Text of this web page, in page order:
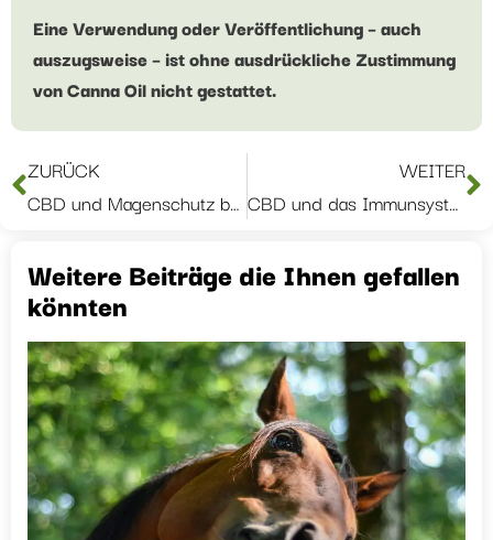
Eine Verwendung oder Veröffentlichung – auch
auszugsweise – ist ohne ausdrückliche Zustimmung
von Canna Oil nicht gestattet.
ZURÜCK
CBD und Magenschutz bei Haustieren: Was du wissen solltest
WEITER
CBD und das Immunsystem: Was CBD bei Haustieren wirklich beeinflussen kann
Weitere Beiträge die Ihnen gefallen
könnten